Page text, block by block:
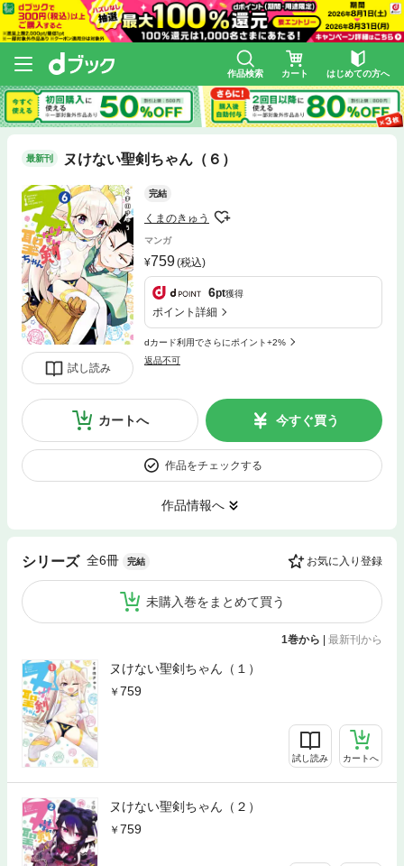
作品検索 カート はじめての方へ
最新刊 ヌけない聖剣ちゃん（６）
試し読み
完結
くまのきゅう
マンガ
759(税込)
6pt獲得
ポイント詳細
dカード利用でさらにポイント+2%
返品不可
カートへ 今すぐ買う
作品をチェックする
作品情報へ
シリーズ 全6冊 完結 お気に入り登録
未購入巻をまとめて買う
1巻から | 最新刊から
ヌけない聖剣ちゃん（１）
759
試し読み カートへ
ヌけない聖剣ちゃん（２）
759